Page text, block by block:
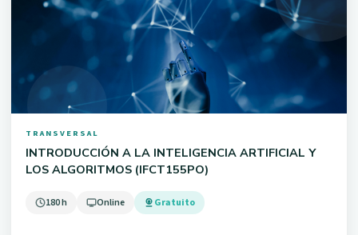
TRANSVERSAL
INTRODUCCIÓN A LA INTELIGENCIA ARTIFICIAL Y
LOS ALGORITMOS (IFCT155PO)
180 h Online Gratuito